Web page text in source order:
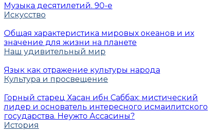
Музыка десятилетий. 90-е
Искусство
Общая характеристика мировых океанов и их
значение для жизни на планете
Наш удивительный мир
Язык как отражение культуры народа
Культура и просвещение
Горный старец Хасан ибн Саббах: мистический
лидер и основатель интересного исмаилитского
государства. Неужто Ассасины?
История